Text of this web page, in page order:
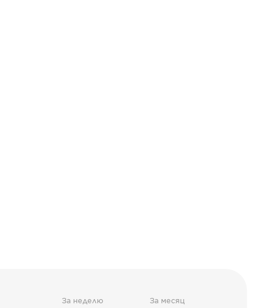
За неделю За месяц